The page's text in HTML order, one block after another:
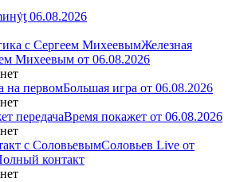
06.08.2026
Железная
Михеевым от 06.08.2026
Большая игра от 06.08.2026
Время покажет от 06.08.2026
Соловьев Live от
контакт